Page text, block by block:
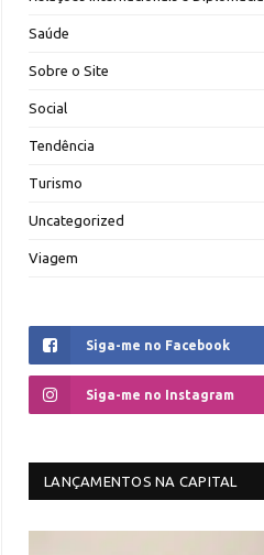
Saúde
Sobre o Site
Social
Tendência
Turismo
Uncategorized
Viagem
Siga-me no Facebook
Siga-me no Instagram
LANÇAMENTOS NA CAPITAL